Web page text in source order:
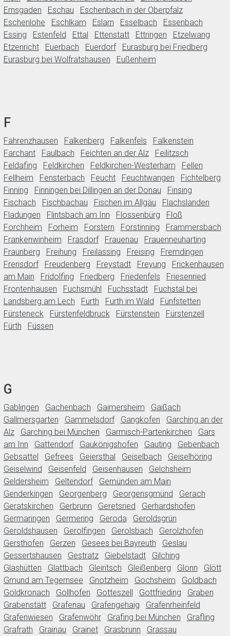
Ernsgaden
Eschau
Eschenbach in der Oberpfalz
Eschenlohe
Eschlkam Eslarn Esselbach
Essenbach
Essing
Estenfeld Ettal Ettenstatt Ettringen
Etzelwang
Etzenricht
Euerbach Euerdorf
Eurasburg bei Friedberg
Eurasburg bei Wolfratshausen
Eußenheim
F
Fahrenzhausen Falkenberg Falkenfels
Falkenstein
Farchant
Faulbach Feichten an der Alz
Feilitzsch
Feldafing
Feldkirchen Feldkirchen-Westerham
Fellen
Fellheim
Fensterbach Feucht Feuchtwangen
Fichtelberg
Finning
Finningen bei Dillingen an der Donau
Finsing
Fischach
Fischbachau Fischen im Allgäu
Flachslanden
Fladungen
Flintsbach am Inn Flossenbürg
Floß
Forchheim
Forheim Forstern Forstinning
Frammersbach
Frankenwinheim
Frasdorf Frauenau
Frauenneuharting
Fraunberg
Freihung Freilassing Freising
Fremdingen
Frensdorf
Freudenberg Freystadt Freyung
Frickenhausen
am Main
Fridolfing Friedberg Friedenfels
Friesenried
Frontenhausen
Fuchsmühl Fuchsstadt
Fuchstal bei
Landsberg am Lech
Furth Furth im Wald
Fünfstetten
Fürsteneck
Fürstenfeldbruck Fürstenstein
Fürstenzell
Fürth
Füssen
G
Gablingen Gachenbach Gaimersheim
Gaißach
Gallmersgarten
Gammelsdorf Gangkofen
Garching an der
Alz
Garching bei München Garmisch-Partenkirchen
Gars
am Inn
Gattendorf Gaukönigshofen Gauting
Gebenbach
Gebsattel
Gefrees Geiersthal Geiselbach
Geiselhöring
Geiselwind
Geisenfeld Geisenhausen
Gelchsheim
Geldersheim
Geltendorf
Gemünden am Main
Genderkingen
Georgenberg Georgensgmünd
Gerach
Geratskirchen
Gerbrunn Geretsried
Gerhardshofen
Germaringen
Germering Geroda
Geroldsgrün
Geroldshausen
Gerolfingen Gerolsbach
Gerolzhofen
Gersthofen
Gerzen Gesees bei Bayreuth
Geslau
Gessertshausen
Gestratz Giebelstadt
Gilching
Glashütten
Glattbach Gleiritsch Gleißenberg Glonn
Glött
Gmund am Tegernsee
Gnotzheim Gochsheim
Goldbach
Goldkronach
Gollhofen Gotteszell Gottfrieding
Graben
Grabenstätt
Grafenau Grafengehaig
Grafenrheinfeld
Grafenwiesen
Grafenwöhr Grafing bei München
Grafling
Grafrath
Grainau Grainet Grasbrunn
Grassau